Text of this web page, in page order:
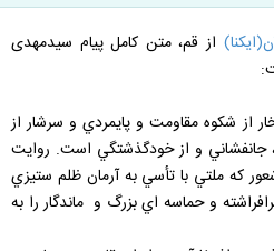
از قم، متن کامل پیام سیدمهدی
از شكوه مقاومت و پايمردي و سرشار از
جانفشاني و از خودگذشتگي است. روايت
كه ملتي با تأسي به آرمان ظلم ستيزي
و حماسه اي بزرگ و ماندگار را به